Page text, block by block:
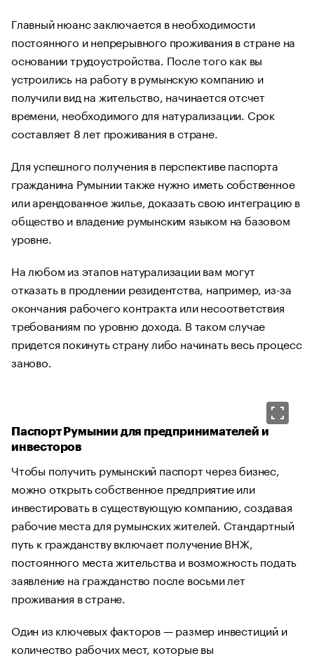
Главный нюанс заключается в необходимости
постоянного и непрерывного проживания в стране на
основании трудоустройства. После того как вы
устроились на работу в румынскую компанию и
получили вид на жительство, начинается отсчет
времени, необходимого для натурализации. Срок
составляет 8 лет проживания в стране.
Для успешного получения в перспективе паспорта
гражданина Румынии также нужно иметь собственное
или арендованное жилье, доказать свою интеграцию в
общество и владение румынским языком на базовом
уровне.
На любом из этапов натурализации вам могут
отказать в продлении резидентства, например, из-за
окончания рабочего контракта или несоответствия
требованиям по уровню дохода. В таком случае
придется покинуть страну либо начинать весь процесс
заново.
Паспорт Румынии для предпринимателей и
инвесторов
Чтобы получить румынский паспорт через бизнес,
можно открыть собственное предприятие или
инвестировать в существующую компанию, создавая
рабочие места для румынских жителей. Стандартный
путь к гражданству включает получение ВНЖ,
постоянного места жительства и возможность подать
заявление на гражданство после восьми лет
проживания в стране.
Один из ключевых факторов — размер инвестиций и
количество рабочих мест, которые вы